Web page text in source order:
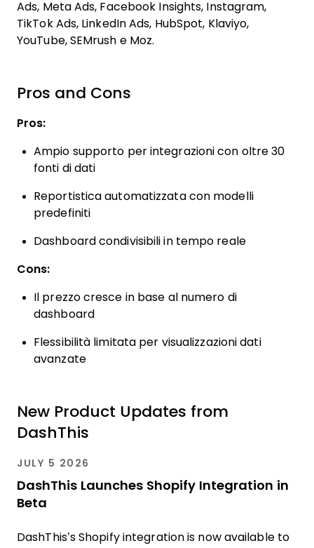
Ads, Meta Ads, Facebook Insights, Instagram,
TikTok Ads, LinkedIn Ads, HubSpot, Klaviyo,
YouTube, SEMrush e Moz.
Pros and Cons
Pros:
Ampio supporto per integrazioni con oltre 30
fonti di dati
Reportistica automatizzata con modelli
predefiniti
Dashboard condivisibili in tempo reale
Cons:
Il prezzo cresce in base al numero di
dashboard
Flessibilità limitata per visualizzazioni dati
avanzate
New Product Updates from
DashThis
JULY 5 2026
DashThis Launches Shopify Integration in
Beta
DashThis’s Shopify integration is now available to